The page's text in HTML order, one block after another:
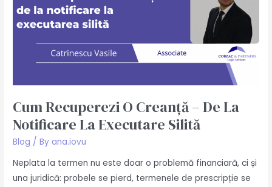
Cum Recuperezi O Creanță – De La
Notificare La Executare Silită
Blog / By ana.iovu
Neplata la termen nu este doar o problemă financiară, ci și
una juridică: probele se pierd, termenele de prescripție se
la
executare